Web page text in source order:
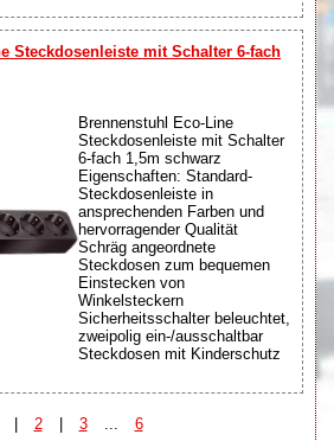
Steckdosenleiste mit Schalter 6-fach
Brennenstuhl Eco-Line
Steckdosenleiste mit Schalter
6-fach 1,5m schwarz
Eigenschaften: Standard-
Steckdosenleiste in
ansprechenden Farben und
hervorragender Qualität
Schräg angeordnete
Steckdosen zum bequemen
Einstecken von
Winkelsteckern
Sicherheitsschalter beleuchtet,
zweipolig ein-/ausschaltbar
Steckdosen mit Kinderschutz
| 2 | 3
6